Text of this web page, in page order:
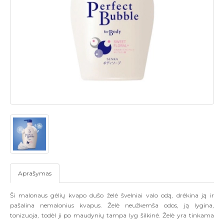
Aprašymas
Ši malonaus gėlių kvapo dušo želė švelniai valo odą, drėkina ją ir
pašalina nemalonius kvapus. Želė neužkemša odos, ją lygina,
tonizuoja, todėl ji po maudynių tampa lyg šilkinė. Želė yra tinkama